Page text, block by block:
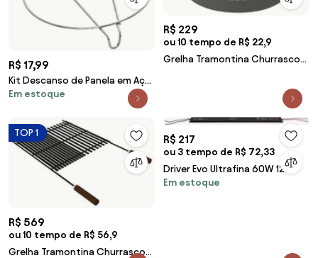
R$ 17,99
Kit Descanso de Panela em Aço
3 Peças
Em estoque
R$ 229
ou 10 tempo de R$ 22,9
Grelha Tramontina Churrasco
TOP 1
R$ 569
ou 10 tempo de R$ 56,9
Grelha Tramontina Churrasco
R$ 217
ou 3 tempo de R$ 72,33
Driver Evo Ultrafina 60W 12V
Preto
Em estoque